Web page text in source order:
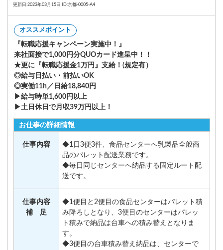
更新日:2023年03月15日 ID:京都-0005-A4
オススメポイント
『転職応援キャンペーン実施中！』
来社面接で1,000円分QUOカード進呈中！！
★更に『転職応援金1万円』支給！(規定有）
◎給与日払い・前払いOK
◎実働11h／日給18,840円
▶給与時単1,600円以上
▶土日休日で月収39万円以上！
お仕事の詳細情報
仕事内容
◆1日3便3件、食品センターへ乳製品全般商
品のパレット配送業務です。
◆毎日同じセンターへ納品する固定ルート配
送です。
仕事内容
補 足
◆1便目と2便目の食品センターはパレット積
み降ろしとなり、3便目のセンターはパレッ
ト積みで納品は台車への積み替えとなりま
す。
◆3便目の台車積み替え納品は、センターで